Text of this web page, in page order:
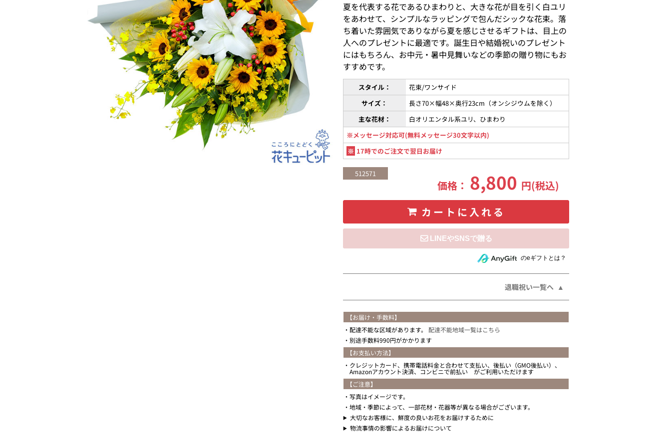
夏を代表する花であるひまわりと、大きな花が目を引く白ユリ
をあわせて、シンプルなラッピングで包んだシックな花束。落
ち着いた雰囲気でありながら夏を感じさせるギフトは、目上の
人へのプレゼントに最適です。誕生日や結婚祝いのプレゼント
にはもちろん、お中元・暑中見舞いなどの季節の贈り物にもお
すすめです。
スタイル：
花束/ワンサイド
サイズ：
長さ70×幅48×奥行23cm（オンシジウムを除く）
主な花材：
白オリエンタル系ユリ、ひまわり
※メッセージ対応可(無料メッセージ30文字以内)
※ 17時でのご注文で翌日お届け
512571
価格： 8,800 円(税込)
カートに入れる
住所を知らない相手にeギフトで贈るのeギフトとは？
退職祝い一覧へ
【お届け・手数料】
配達不能な区域があります。 配達不能地域一覧はこちら
別途手数料990円がかかります
【お支払い方法】
クレジットカード、携帯電話料金と合わせて支払い、後払い（GMO後払い）、
Amazonアカウント決済、コンビニで前払い がご利用いただけます
【ご注意】
写真はイメージです。
地域・季節によって、一部花材・花器等が異なる場合がございます。
大切なお客様に、鮮度の良いお花をお届けするために
物流事情の影響によるお届けについて